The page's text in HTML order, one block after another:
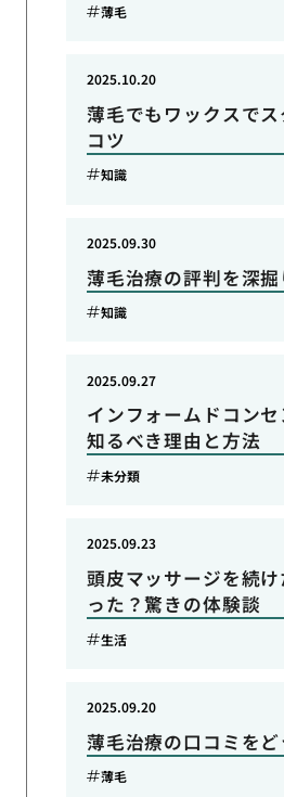
薄毛
薄毛でもワックスで
コツ
2025.10.20
知識
薄毛治療の評判を深掘
2025.09.30
知識
インフォームドコン
知るべき理由と方法
2025.09.27
未分類
頭皮マッサージを続
った？驚きの体験談
2025.09.23
生活
薄毛治療の口コミを
2025.09.20
薄毛